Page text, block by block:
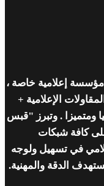
إعلامية خاصة ،
الإعلامية +
ومتميزا . وتبرز "قبس
كافة شبكات
في تسهيل ولوجه
الدقة والمهنية.